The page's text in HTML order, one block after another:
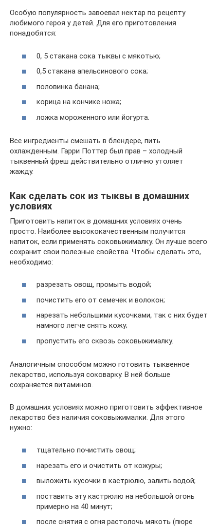
Особую популярность завоевал нектар по рецепту
любимого героя у детей. Для его приготовления
понадобятся:
0, 5 стакана сока тыквы с мякотью;
0,5 стакана апельсинового сока;
половинка банана;
корица на кончике ножа;
ложка мороженного или йогурта.
Все ингредиенты смешать в блендере, пить
охлажденным. Гарри Поттер был прав – холодный
тыквенный фреш действительно отлично утоляет
жажду.
Как сделать сок из тыквы в домашних
условиях
Приготовить напиток в домашних условиях очень
просто. Наиболее высококачественным получится
напиток, если применять соковыжималку. Он лучше всего
сохранит свои полезные свойства. Чтобы сделать это,
необходимо:
разрезать овощ, промыть водой;
почистить его от семечек и волокон;
нарезать небольшими кусочками, так с них будет
намного легче снять кожу;
пропустить его сквозь соковыжималку.
Аналогичным способом можно готовить тыквенное
лекарство, используя соковарку. В ней больше
сохраняется витаминов.
В домашних условиях можно приготовить эффективное
лекарство без наличия соковыжималки. Для этого
нужно:
тщательно почистить овощ;
нарезать его и очистить от кожуры;
выложить кусочки в кастрюлю, залить водой;
поставить эту кастрюлю на небольшой огонь
примерно на 40 минут;
после снятия с огня растолочь мякоть (пюре